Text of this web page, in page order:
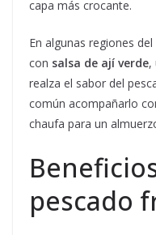
capa más crocante.
En algunas regiones
con salsa de ají verde,
realza el sabor del
común acompañarlo
chaufa para un
pescado